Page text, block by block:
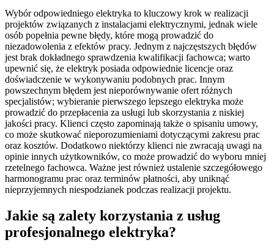
Wybór odpowiedniego elektryka to kluczowy krok w realizacji
projektów związanych z instalacjami elektrycznymi, jednak wiele
osób popełnia pewne błędy, które mogą prowadzić do
niezadowolenia z efektów pracy. Jednym z najczęstszych błędów
jest brak dokładnego sprawdzenia kwalifikacji fachowca; warto
upewnić się, że elektryk posiada odpowiednie licencje oraz
doświadczenie w wykonywaniu podobnych prac. Innym
powszechnym błędem jest nieporównywanie ofert różnych
specjalistów; wybieranie pierwszego lepszego elektryka może
prowadzić do przepłacenia za usługi lub skorzystania z niskiej
jakości pracy. Klienci często zapominają także o spisaniu umowy,
co może skutkować nieporozumieniami dotyczącymi zakresu prac
oraz kosztów. Dodatkowo niektórzy klienci nie zwracają uwagi na
opinie innych użytkowników, co może prowadzić do wyboru mniej
rzetelnego fachowca. Ważne jest również ustalenie szczegółowego
harmonogramu prac oraz terminów płatności, aby uniknąć
nieprzyjemnych niespodzianek podczas realizacji projektu.
Jakie są zalety korzystania z usług
profesjonalnego elektryka?